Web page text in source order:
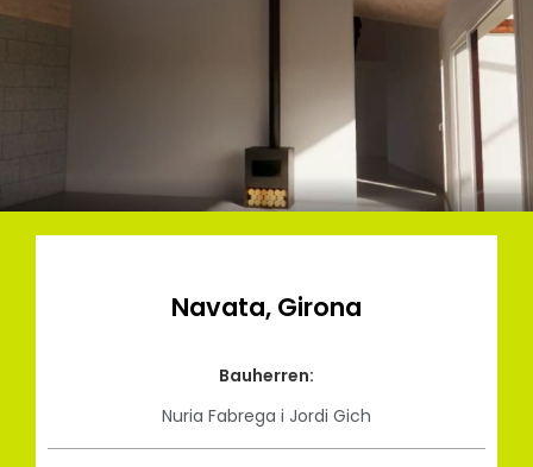
Navata, Girona
Bauherren:
Nuria Fabrega i Jordi Gich